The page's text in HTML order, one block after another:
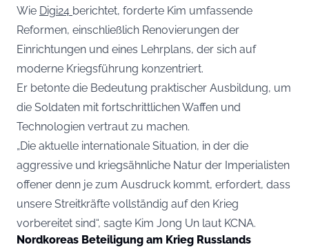
Wie Digi24 berichtet, forderte Kim umfassende
Reformen, einschließlich Renovierungen der
Einrichtungen und eines Lehrplans, der sich auf
moderne Kriegsführung konzentriert.
Er betonte die Bedeutung praktischer Ausbildung, um
die Soldaten mit fortschrittlichen Waffen und
Technologien vertraut zu machen.
„Die aktuelle internationale Situation, in der die
aggressive und kriegsähnliche Natur der Imperialisten
offener denn je zum Ausdruck kommt, erfordert, dass
unsere Streitkräfte vollständig auf den Krieg
vorbereitet sind“, sagte Kim Jong Un laut KCNA.
Nordkoreas Beteiligung am Krieg Russlands